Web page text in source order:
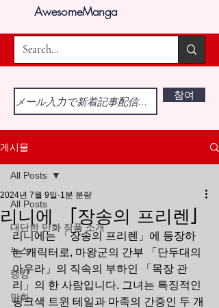
AwesomeManga
참여
게시물
All Posts
대단한 만화 작품 소개
뉴스
랭킹
만화
All Posts
리니에 「장송의 프리렌」
2024년 7월 9일 1분 분량
리니에는 「장송의 프리렌」에 등장하
는 캐릭터로, 마왕군의 간부 「단두대의
아우라」의 직속의 부하인 「목장 관
리」의 한 사람입니다. 그녀는 특징적인
핑크색 트윈 테일과 마족의 간증인 두 개